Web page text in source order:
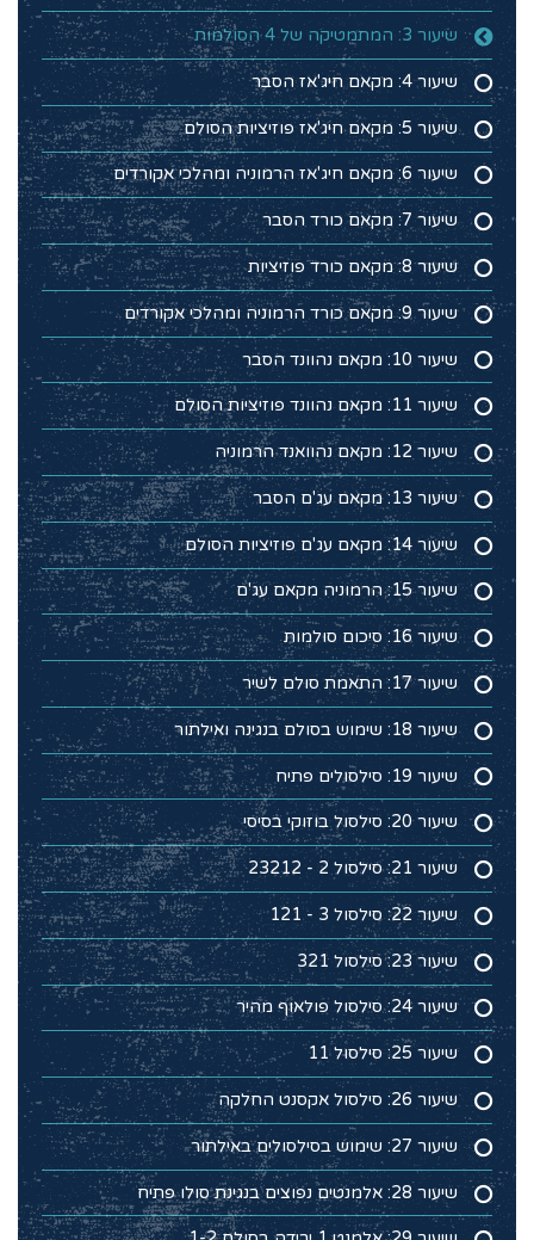
שיעור 3: המתמטיקה של 4 הסולמות
שיעור 4: מקאם חיג'אז הסבר
שיעור 5: מקאם חיג'אז פוזיציות הסולם
שיעור 6: מקאם חיג'אז הרמוניה ומהלכי אקורדים
שיעור 7: מקאם כורד הסבר
שיעור 8: מקאם כורד פוזיציות
שיעור 9: מקאם כורד הרמוניה ומהלכי אקורדים
שיעור 10: מקאם נהוונד הסבר
שיעור 11: מקאם נהוונד פוזיציות הסולם
שיעור 12: מקאם נהוואנד הרמוניה
שיעור 13: מקאם עג'ם הסבר
שיעור 14: מקאם עג'ם פוזיציות הסולם
שיעור 15: הרמוניה מקאם עג'ם
שיעור 16: סיכום סולמות
שיעור 17: התאמת סולם לשיר
שיעור 18: שימוש בסולם בנגינה ואילתור
שיעור 19: סילסולים פתיח
שיעור 20: סילסול בוזוקי בסיסי
שיעור 21: סילסול 2 - 23212
שיעור 22: סילסול 3 - 121
שיעור 23: סילסול 321
שיעור 24: סילסול פולאוף מהיר
שיעור 25: סילסול 11
שיעור 26: סילסול אקסנט החלקה
שיעור 27: שימוש בסילסולים באילתור
שיעור 28: אלמנטים נפוצים בנגינת סולו פתיח